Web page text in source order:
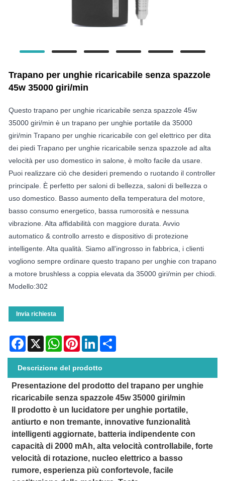
Trapano per unghie ricaricabile senza spazzole
45w 35000 giri/min
Questo trapano per unghie ricaricabile senza spazzole 45w
35000 giri/min è un trapano per unghie portatile da 35000
giri/min Trapano per unghie ricaricabile con gel elettrico per dita
dei piedi Trapano per unghie ricaricabile senza spazzole ad alta
velocità per uso domestico in salone, è molto facile da usare.
Puoi realizzare ciò che desideri premendo o ruotando il controller
principale. È perfetto per saloni di bellezza, saloni di bellezza o
uso domestico. Basso aumento della temperatura del motore,
basso consumo energetico, bassa rumorosità e nessuna
vibrazione. Alta affidabilità con maggiore durata. Avvio
automatico & controllo arresto e dispositivo di protezione
intelligente. Alta qualità. Siamo all'ingrosso in fabbrica, i clienti
vogliono sempre ordinare questo trapano per unghie con trapano
a motore brushless a coppia elevata da 35000 giri/min per chiodi.
Modello:302
Invia richiesta
Facebook
X WhatsAppPinterestLinkedIn
Descrizione del prodotto
Presentazione del prodotto del trapano per unghie
ricaricabile senza spazzole 45w 35000 giri/min
Il prodotto è un lucidatore per unghie portatile,
antiurto e non tremante, innovative funzionalità
intelligenti aggiornate, batteria indipendente con
capacità di 2000 mAh, alta velocità controllabile, forte
velocità di rotazione, nucleo elettrico a basso
rumore, esperienza più confortevole, facile